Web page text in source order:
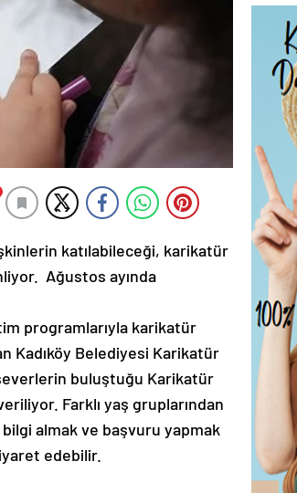
katılabileceği, karikatür
Ağustos ayında
programlarıyla karikatür
Kadıköy Belediyesi Karikatür
buluştuğu Karikatür
Farklı yaş gruplarından
almak ve başvuru yapmak
edebilir.